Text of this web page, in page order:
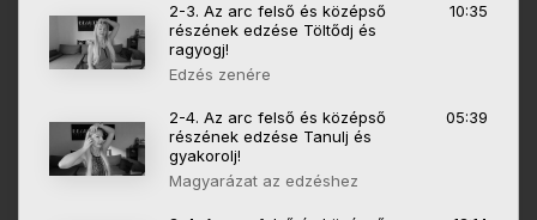
2-3. Az arc felső és középső
részének edzése Töltődj és
ragyogj!
10:35
Edzés zenére
2-4. Az arc felső és középső
részének edzése Tanulj és
gyakorolj!
05:39
Magyarázat az edzéshez